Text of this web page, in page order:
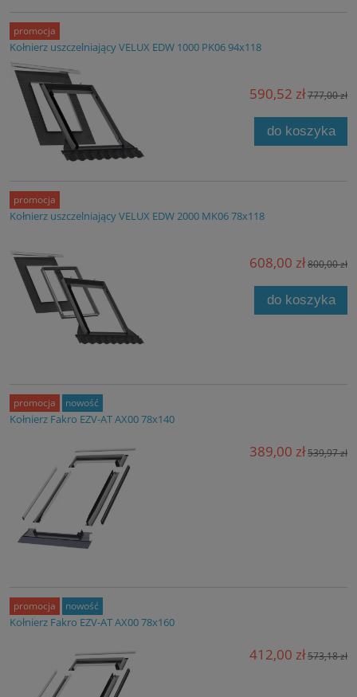
Kołnierz uszczelniający VELUX EDW 1000 PK06 94x118
590,52 zł777,00 zł
do koszyka
promocja
Kołnierz uszczelniający VELUX EDW 2000 MK06 78x118
608,00 zł800,00 zł
do koszyka
promocja
Kołnierz Fakro EZV-AT AX00 78x140
389,00 zł539,97 zł
promocja nowość
Kołnierz Fakro EZV-AT AX00 78x160
412,00 zł573,18 zł
promocja nowość